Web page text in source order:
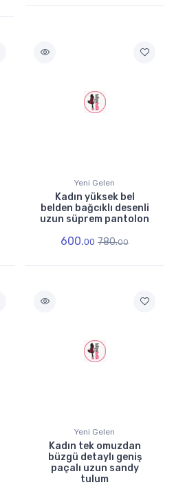
Yeni Gelen
Kadın yüksek bel
belden bağcıklı desenli
uzun süprem pantolon
600.00 780.00
Yeni Gelen
Kadın tek omuzdan
büzgü detaylı geniş
paçalı uzun sandy
tulum